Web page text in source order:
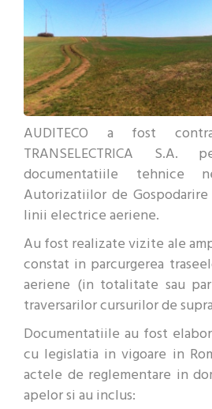
AUDITECO a fost
TRANSELECTRICA
documentatiile tehnice
Autorizatiilor de
linii electrice aeriene.
Au fost realizate vizite ale
constat in parcurgerea
aeriene (in totalitate sau
traversarilor cursurilor de
Documentatiile au fost
cu legislatia in vigoare in
actele de reglementare in
apelor si au inclus: